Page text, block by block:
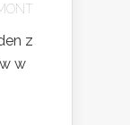
z
w